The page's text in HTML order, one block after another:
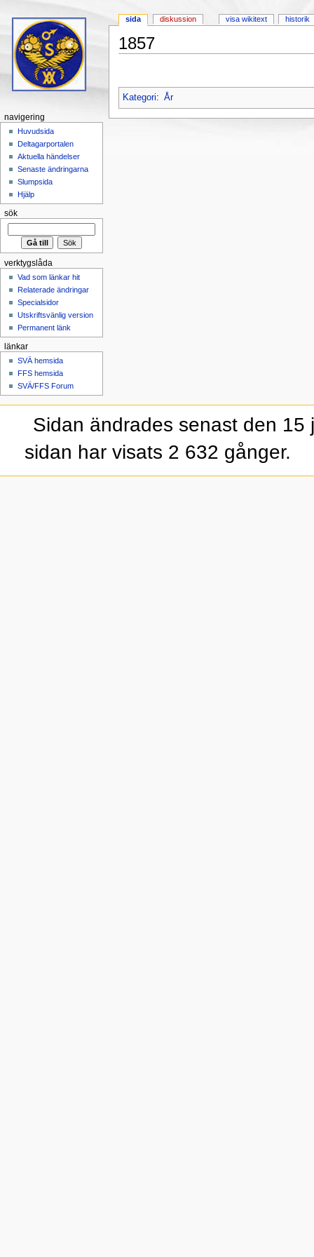
1857
Kategori: År
sida diskussion visa wikitext historik
navigering
Huvudsida
Deltagarportalen
Aktuella händelser
Senaste ändringarna
Slumpsida
Hjälp
sök
verktygslåda
Vad som länkar hit
Relaterade ändringar
Specialsidor
Utskriftsvänlig version
Permanent länk
länkar
SVÄ hemsida
FFS hemsida
SVÄ/FFS Forum
Sidan ändrades senast den 15
sidan har visats 2 632 gånger.